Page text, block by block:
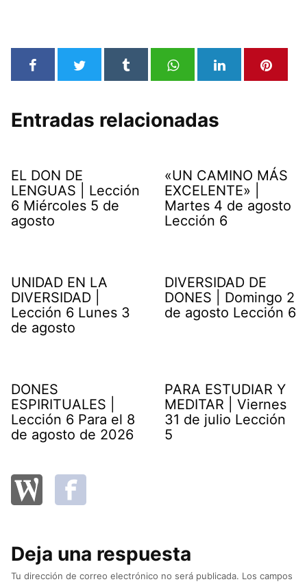
Entradas relacionadas
EL DON DE
LENGUAS | Lección
6 Miércoles 5 de
agosto
«UN CAMINO MÁS
EXCELENTE» |
Martes 4 de agosto
Lección 6
UNIDAD EN LA
DIVERSIDAD |
Lección 6 Lunes 3
de agosto
DIVERSIDAD DE
DONES | Domingo 2
de agosto Lección 6
DONES
ESPIRITUALES |
Lección 6 Para el 8
de agosto de 2026
PARA ESTUDIAR Y
MEDITAR | Viernes
31 de julio Lección
5
Deja una respuesta
Tu dirección de correo electrónico no será publicada. Los campos